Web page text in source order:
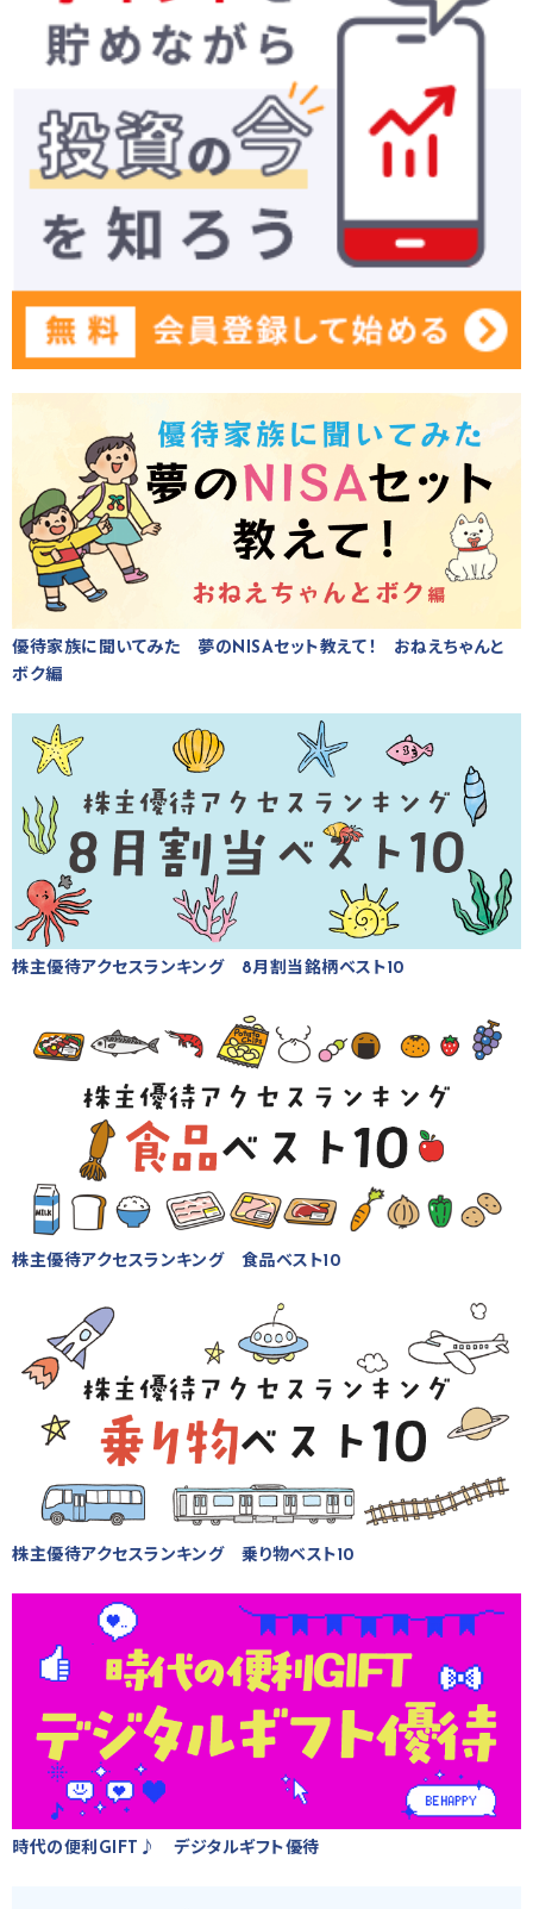
優待家族に聞いてみた 夢のNISAセット教えて！ おねえちゃんと
ボク編
株主優待アクセスランキング 8月割当銘柄ベスト10
株主優待アクセスランキング 食品ベスト10
株主優待アクセスランキング 乗り物ベスト10
時代の便利GIFT♪ デジタルギフト優待